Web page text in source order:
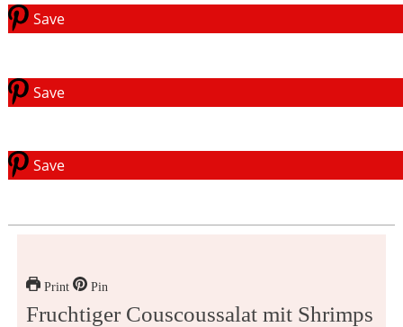
Save
Save
Save
Print Pin
Fruchtiger Couscoussalat mit Shrimps